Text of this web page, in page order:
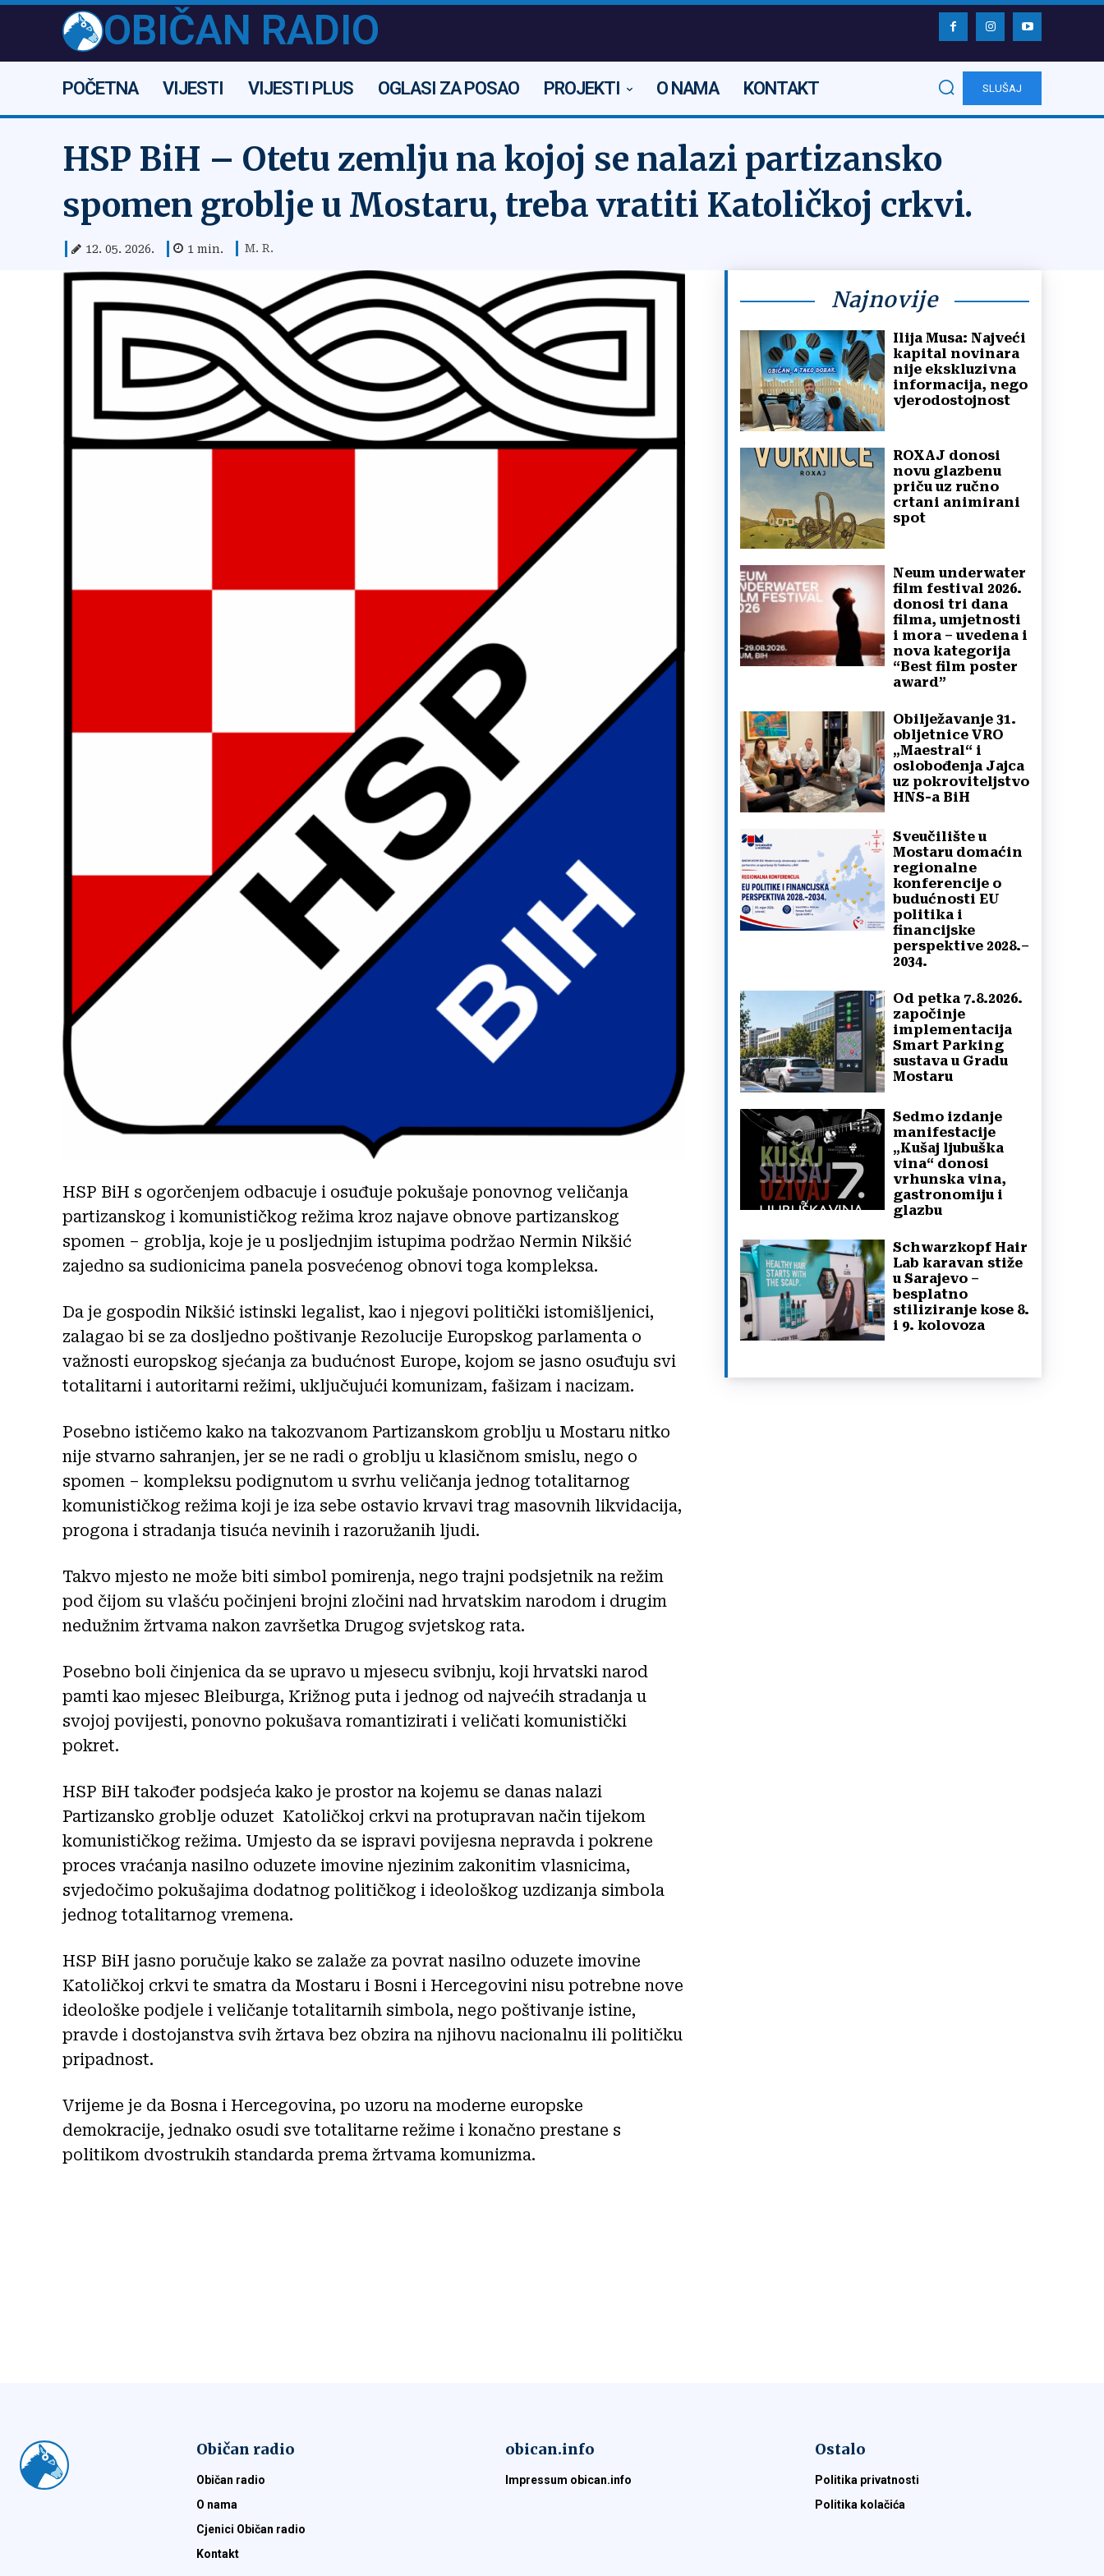
OBIČAN RADIO
POČETNA VIJESTI VIJESTI PLUS OGLASI ZA POSAO PROJEKTI O NAMA KONTAKT SLUŠAJ
HSP BiH – Otetu zemlju na kojoj se nalazi partizansko
spomen groblje u Mostaru, treba vratiti Katoličkoj crkvi.
12. 05. 2026. 1 min. M. R.
HSP BiH s ogorčenjem odbacuje i osuđuje pokušaje ponovnog veličanja
partizanskog i komunističkog režima kroz najave obnove partizanskog
spomen – groblja, koje je u posljednjim istupima podržao Nermin Nikšić
zajedno sa sudionicima panela posvećenog obnovi toga kompleksa.
Da je gospodin Nikšić istinski legalist, kao i njegovi politički istomišljenici,
zalagao bi se za dosljedno poštivanje Rezolucije Europskog parlamenta o
važnosti europskog sjećanja za budućnost Europe, kojom se jasno osuđuju svi
totalitarni i autoritarni režimi, uključujući komunizam, fašizam i nacizam.
Posebno ističemo kako na takozvanom Partizanskom groblju u Mostaru nitko
nije stvarno sahranjen, jer se ne radi o groblju u klasičnom smislu, nego o
spomen – kompleksu podignutom u svrhu veličanja jednog totalitarnog
komunističkog režima koji je iza sebe ostavio krvavi trag masovnih likvidacija,
progona i stradanja tisuća nevinih i razoružanih ljudi.
Takvo mjesto ne može biti simbol pomirenja, nego trajni podsjetnik na režim
pod čijom su vlašću počinjeni brojni zločini nad hrvatskim narodom i drugim
nedužnim žrtvama nakon završetka Drugog svjetskog rata.
Posebno boli činjenica da se upravo u mjesecu svibnju, koji hrvatski narod
pamti kao mjesec Bleiburga, Križnog puta i jednog od najvećih stradanja u
svojoj povijesti, ponovno pokušava romantizirati i veličati komunistički
pokret.
HSP BiH također podsjeća kako je prostor na kojemu se danas nalazi
Partizansko groblje oduzet Katoličkoj crkvi na protupravan način tijekom
komunističkog režima. Umjesto da se ispravi povijesna nepravda i pokrene
proces vraćanja nasilno oduzete imovine njezinim zakonitim vlasnicima,
svjedočimo pokušajima dodatnog političkog i ideološkog uzdizanja simbola
jednog totalitarnog vremena.
HSP BiH jasno poručuje kako se zalaže za povrat nasilno oduzete imovine
Katoličkoj crkvi te smatra da Mostaru i Bosni i Hercegovini nisu potrebne nove
ideološke podjele i veličanje totalitarnih simbola, nego poštivanje istine,
pravde i dostojanstva svih žrtava bez obzira na njihovu nacionalnu ili političku
pripadnost.
Vrijeme je da Bosna i Hercegovina, po uzoru na moderne europske
demokracije, jednako osudi sve totalitarne režime i konačno prestane s
politikom dvostrukih standarda prema žrtvama komunizma.
Najnovije
Ilija Musa: Najveći
kapital novinara
nije ekskluzivna
informacija, nego
vjerodostojnost
ROXAJ donosi
novu glazbenu
priču uz ručno
crtani animirani
spot
Neum underwater
film festival 2026.
donosi tri dana
filma, umjetnosti
i mora – uvedena i
nova kategorija
“Best film poster
award”
Obilježavanje 31.
obljetnice VRO
„Maestral“ i
oslobođenja Jajca
uz pokroviteljstvo
HNS-a BiH
Sveučilište u
Mostaru domaćin
regionalne
konferencije o
budućnosti EU
politika i
financijske
perspektive 2028.–
2034.
Od petka 7.8.2026.
započinje
implementacija
Smart Parking
sustava u Gradu
Mostaru
Sedmo izdanje
manifestacije
„Kušaj ljubuška
vina“ donosi
vrhunska vina,
gastronomiju i
glazbu
Schwarzkopf Hair
Lab karavan stiže
u Sarajevo –
besplatno
stiliziranje kose 8.
i 9. kolovoza
Običan radio
Običan radio
O nama
Cjenici Običan radio
Kontakt
obican.info
Impressum obican.info
Ostalo
Politika privatnosti
Politika kolačića